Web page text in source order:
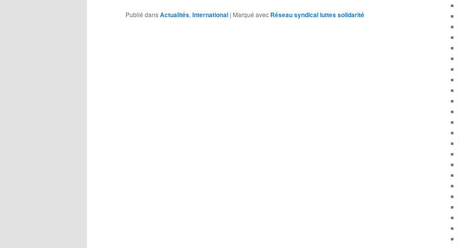
Publié dansActualités, International | Marqué avec Réseau syndical luttes solidarité